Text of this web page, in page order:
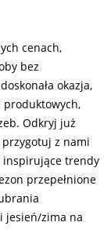
cenach,
bez
okazja,
Odkryj już
z nami
inspirujące trendy
przepełnione
jesień/zima na